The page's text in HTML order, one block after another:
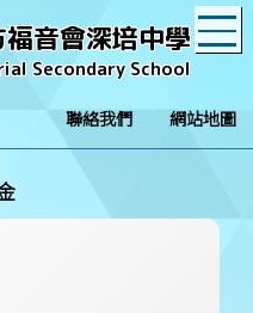
音會深培中學
Secondary School
聯絡我們 網站地圖